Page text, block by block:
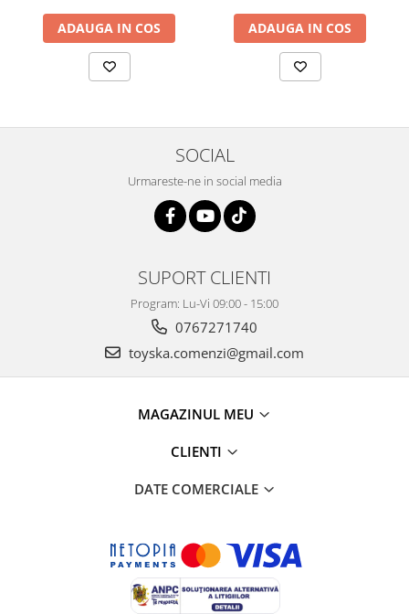
ADAUGA IN COS ADAUGA IN COS
SOCIAL
Urmareste-ne in social media
SUPORT CLIENTI
Program: Lu-Vi 09:00 - 15:00
0767271740
toyska.comenzi@gmail.com
MAGAZINUL MEU
CLIENTI
DATE COMERCIALE